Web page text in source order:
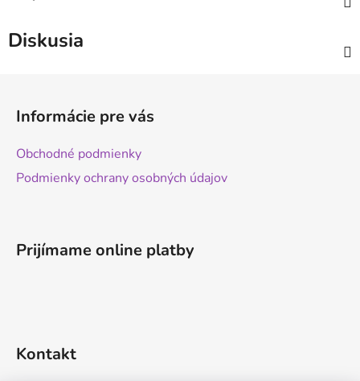
Diskusia
Informácie pre vás
Obchodné podmienky
Podmienky ochrany osobných údajov
Prijímame online platby
Kontakt